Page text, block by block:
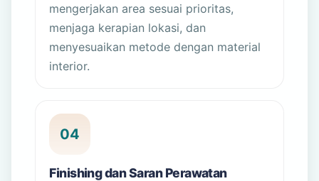
mengerjakan area sesuai prioritas,
menjaga kerapian lokasi, dan
menyesuaikan metode dengan material
interior.
04
Finishing dan Saran Perawatan